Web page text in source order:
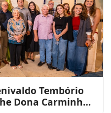
Tembório
Dona Carminha